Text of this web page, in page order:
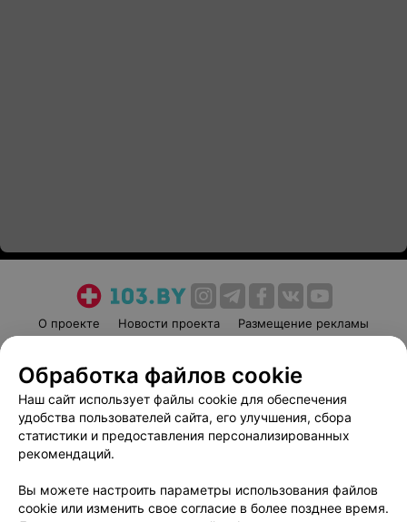
О проекте Новости проекта
Размещение рекламы
Пользовательское соглашение
Способы оплаты
Вакансии
Партнеры
Написать руководителю 103.by
Обработка персональных данных
Обработка файлов cookie
Наш сайт использует файлы cookie для обеспечения
удобства пользователей сайта, его улучшения, сбора
статистики и предоставления персонализированных
рекомендаций.
Вы можете настроить параметры использования файлов
cookie или изменить свое согласие в более позднее время.